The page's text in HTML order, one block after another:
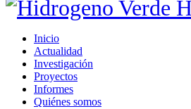
Inicio
Actualidad
Investigación
Proyectos
Informes
Quiénes somos